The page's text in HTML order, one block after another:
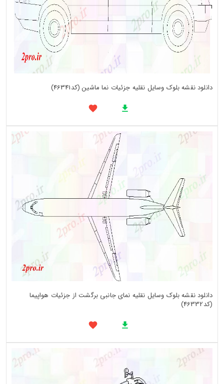
دانلود نقشه بلوک وسایل نقلیه جزئیات نما ماشین (کد46341)
دانلود نقشه بلوک وسایل نقلیه نمای جانبی برگشت از جزئیات هواپیما
(کد46332)